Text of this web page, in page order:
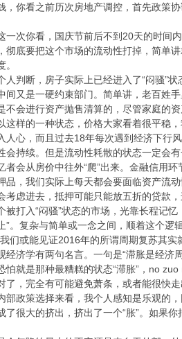
，你看之前历次房地产调控，首先政策
一次你看，国庆节前后不到20天的时间
彻底要把这个市场的流动性打掉，简单
。
人判断，房子实际上已经进入了“闷骚”
间又是一硬约束部门。简单讲，老百姓
不会进行资产抛售清算的，尽管家庭的资
这样的一种状态，价格大家看着很平稳
人心，而且过去18年每次遇到经济下行
会持续。但是流动性耗散的状态一定会
者会从房价中往外“爬”出来。金融信用
品，我们实际上每天都会要面临资产流
考虑进去，抵押可能只能放五折的贷款，
被打入“闷骚”状态的市场，光靠长程记
”。复杂与简单或一念之间，顺着这个逻
们或能见证2016年的所谓周期复苏其
经济学有两句名言。一句是“滞胀是经济
怕就是那种最糟糕的状态“滞胀”，no
了，完全有可能避免萧条，或者能很快走
部政策选择来看，我个人感知是乐观的
了很大的挤出，挤出了一个“胀”。如果